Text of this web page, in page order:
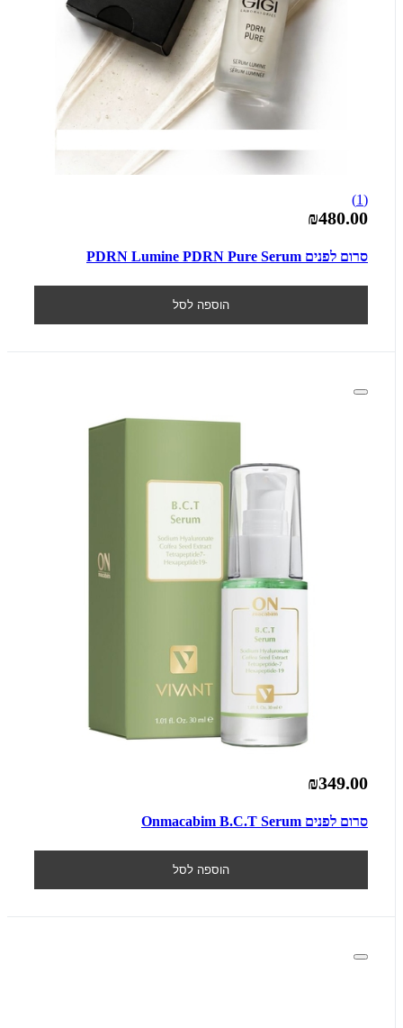
(1)
₪480.00
סרום לפנים PDRN Lumine PDRN Pure Serum
הוספה לסל
₪349.00
סרום לפנים Onmacabim B.C.T Serum
הוספה לסל